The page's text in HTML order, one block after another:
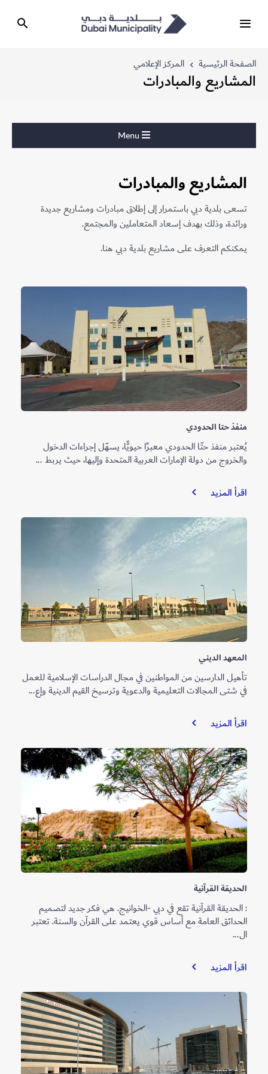
الصفحة الرئيسية المركز الإعلامي
المشاريع والمبادرات
المشاريع والمبادرات
تسعى بلدية دبي باستمرار إلى إطلاق مبادرات ومشاريع جديدة
ورائدة، وذلك بهدف إسعاد المتعاملين والمجتمع.
يمكنكم التعرف على مشاريع بلدية دبي هنا.
منفذ حتا الحدودي
يُعتبر منفذ حتّا الحدودي معبرًا حيويًّا، يسهّل إجراءات الدخول
والخروج من دولة الإمارات العربية المتحدة وإليها، حيث يربط ...
اقرأ المزيد
منفذ
الحدودي
المعهد الديني
تأهيل الدارسين من المواطنين في مجال الدراسات الإسلامية للعمل
في شتى المجالات التعليمية والدعوية وترسيخ القيم الدينية وإع...
اقرأ المزيد
المعهد
الحديقة القرآنية
: الحديقة القرآنية تقع في دبي -الخوانيج. هي فكر جديد لتصميم
الحدائق العامة مع أساس قوي يعتمد على القرآن والسنة. تعتبر
ال...
اقرأ المزيد
الحديقة